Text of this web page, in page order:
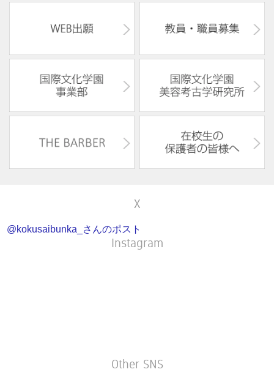
X
@kokusaibunka_さんのポスト
Instagram
Other SNS